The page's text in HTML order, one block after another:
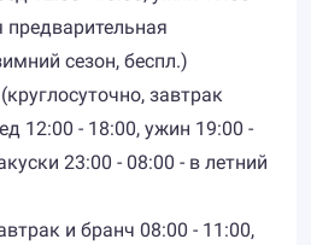
предварительная
сезон, беспл.)
завтрак
12:00 - 18:00, ужин 19:00 -
23:00 - 08:00 - в летний
и бранч 08:00 - 11:00,